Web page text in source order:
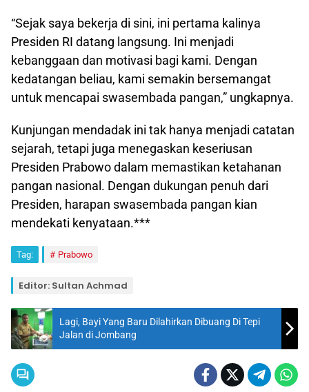
“Sejak saya bekerja di sini, ini pertama kalinya
Presiden RI datang langsung. Ini menjadi
kebanggaan dan motivasi bagi kami. Dengan
kedatangan beliau, kami semakin bersemangat
untuk mencapai swasembada pangan,” ungkapnya.
Kunjungan mendadak ini tak hanya menjadi catatan
sejarah, tetapi juga menegaskan keseriusan
Presiden Prabowo dalam memastikan ketahanan
pangan nasional. Dengan dukungan penuh dari
Presiden, harapan swasembada pangan kian
mendekati kenyataan.***
Tag: Prabowo
Editor: Sultan Achmad
Lagi, Bayi Yang Baru Dilahirkan Dibuang Di Tepi
Jalan di Jombang